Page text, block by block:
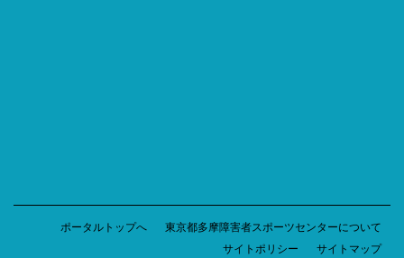
ポータルトップへ
東京都多摩障害者スポーツセンターについて
サイトポリシー
サイトマップ